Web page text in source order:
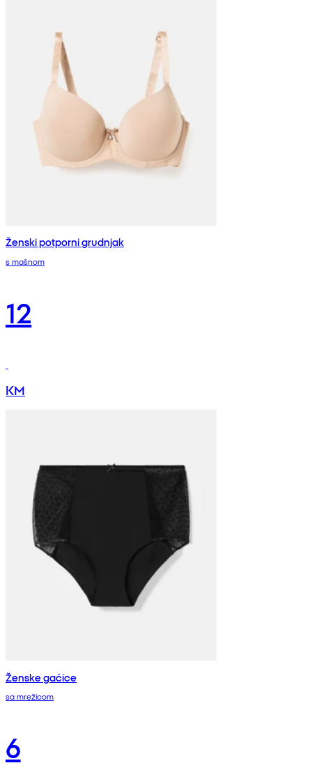
Ženski potporni grudnjak
s mašnom
12
KM
Ženske gaćice
sa mrežicom
6